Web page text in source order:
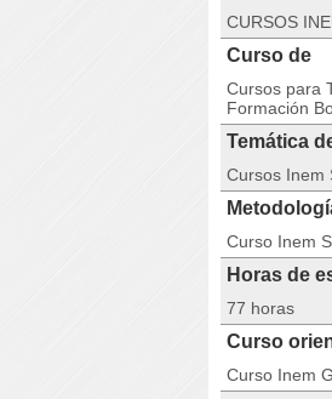
CURSOS
Curso de
Cursos para
Formación
Temática
Cursos Inem
Curso Inem
Horas de
77 horas
Curso
Curso Inem